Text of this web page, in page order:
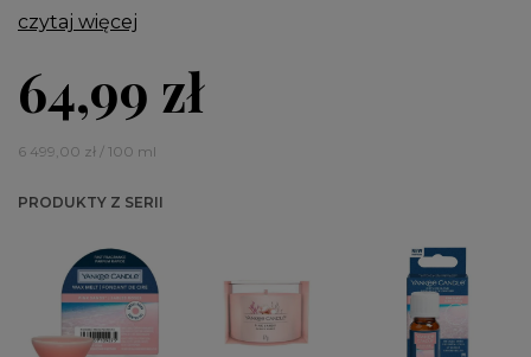
czytaj więcej
64,99 zł
6 499,00 zł / 100 ml
PRODUKTY Z SERII